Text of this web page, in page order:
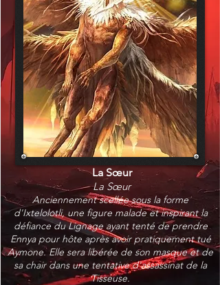
La Sœur
La Sœur
Anciennement scellée sous la forme
d'Ixtelolotli, une figure malade et inspirant la
défiance du Lignage ayant tenté de prendre
Ennya pour hôte après avoir pratiquement tué
Aymone. Elle sera libérée de son masque et de
sa chair dans une tentative d'assassinat de la
Tisseuse.